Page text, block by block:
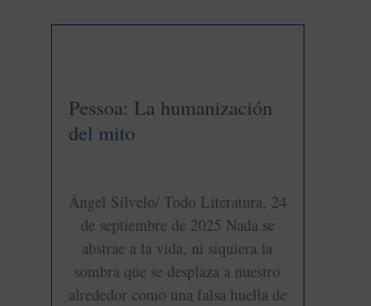
Pessoa: La humanización
del mito
Ángel Silvelo/ Todo Literatura, 24
de septiembre de 2025 Nada se
abstrae a la vida, ni siquiera la
sombra que se desplaza a nuestro
alrededor como una falsa huella de